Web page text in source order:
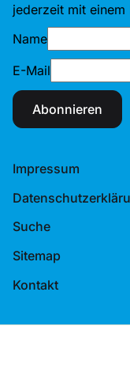
jederzeit mit
Name
E-Mail
Abonnieren
Impressum
Suche
Sitemap
Kontakt